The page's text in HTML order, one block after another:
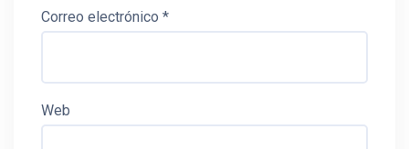
Correo electrónico *
Web